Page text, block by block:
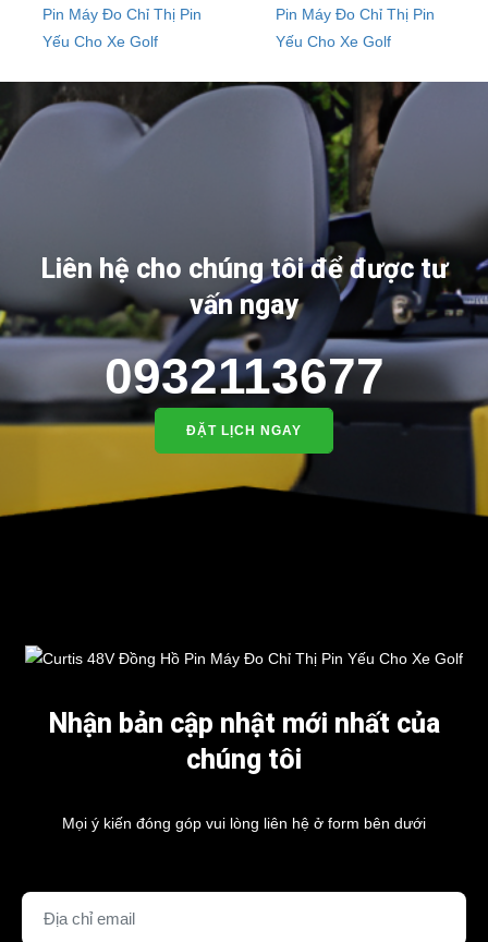
Liên hệ cho chúng tôi để được tư
vấn ngay
0932113677
ĐẶT LỊCH NGAY
Nhận bản cập nhật mới nhất của
chúng tôi
Mọi ý kiến đóng góp vui lòng liên hệ ở form bên dưới